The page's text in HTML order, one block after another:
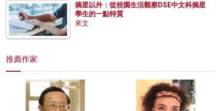
摘星以外：從校園生活觀察DSE中文科摘星
學生的一點特質
來文
推薦作家